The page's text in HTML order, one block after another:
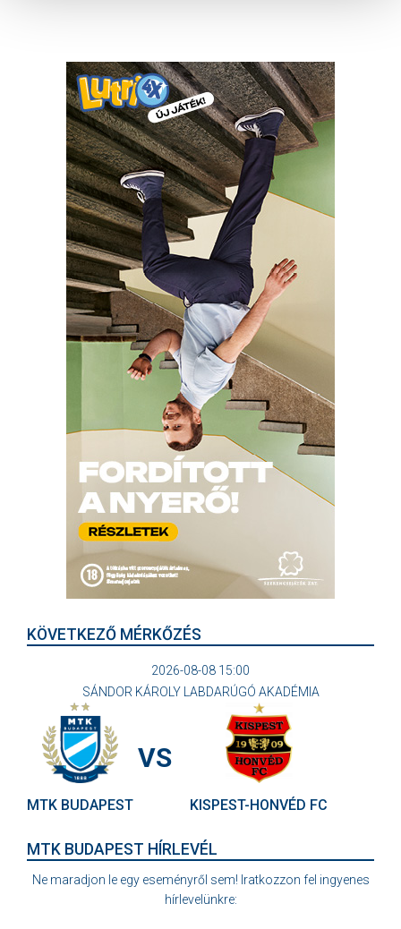
KÖVETKEZŐ MÉRKŐZÉS
2026-08-08 15:00
SÁNDOR KÁROLY LABDARÚGÓ AKADÉMIA
MTK BUDAPEST
VS
KISPEST-HONVÉD FC
MTK BUDAPEST HÍRLEVÉL
Ne maradjon le egy eseményről sem! Iratkozzon fel ingyenes
hírlevelünkre: